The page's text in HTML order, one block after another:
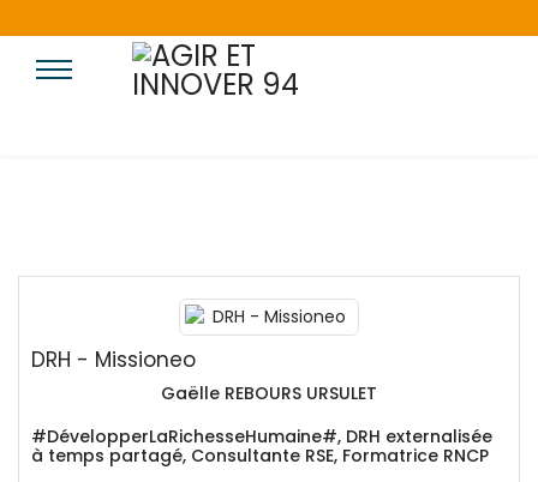
DRH - Missioneo
Gaëlle REBOURS URSULET
#DévelopperLaRichesseHumaine#, DRH externalisée
à temps partagé, Consultante RSE, Formatrice RNCP